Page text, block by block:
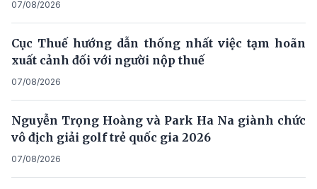
07/08/2026
Cục Thuế hướng dẫn thống nhất việc tạm hoãn
xuất cảnh đối với người nộp thuế
07/08/2026
Nguyễn Trọng Hoàng và Park Ha Na giành chức
vô địch giải golf trẻ quốc gia 2026
07/08/2026